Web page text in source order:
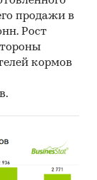
объеме,
продажи в
Рост
кормов